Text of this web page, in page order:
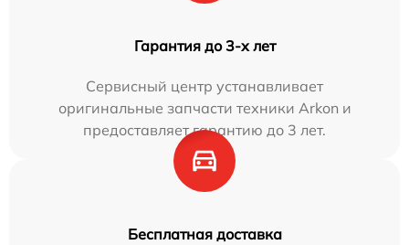
Гарантия до 3-х лет
Сервисный центр устанавливает
оригинальные запчасти техники Arkon и
предоставляет гарантию до 3 лет.
Бесплатная доставка